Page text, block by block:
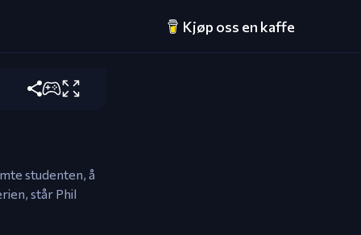
Kjøp oss en kaffe
og
studenten, å
står Phil